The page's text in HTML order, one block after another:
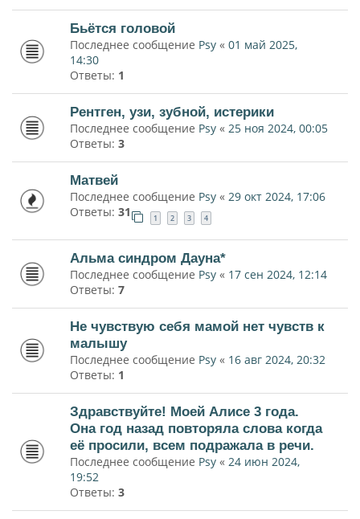
Бьётся головой
Последнее сообщение Psy « 01 май 2025,
14:30
Ответы: 1
Рентген, узи, зубной, истерики
Последнее сообщение Psy « 25 ноя 2024, 00:05
Ответы: 3
Матвей
Последнее сообщение Psy « 29 окт 2024, 17:06
Ответы: 31 1 2 3 4
Альма синдром Дауна*
Последнее сообщение Psy « 17 сен 2024, 12:14
Ответы: 7
Не чувствую себя мамой нет чувств к
малышу
Последнее сообщение Psy « 16 авг 2024, 20:32
Ответы: 1
Здравствуйте! Моей Алисе 3 года.
Она год назад повторяла слова когда
её просили, всем подражала в речи.
Последнее сообщение Psy « 24 июн 2024,
19:52
Ответы: 3